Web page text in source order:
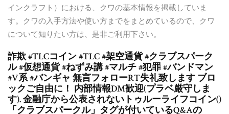
インクラフト）における、クワの基本情報を掲載していま
す。クワの入手方法や使い方までをまとめているので、クワ
について知りたい方は、是非ご利用下さい。
詐欺 #TLCコイン #TLC #架空通貨 #クラブスパーク
ル #仮想通貨 #ねずみ講 #マルチ #犯罪 #バンドマン
#V系 #バンギャ 無言フォローRT失礼致します ブロ
ックご自由に！ 内部情報DM歓迎(プラベ厳守しま
す). 金融庁から公表されないトゥルーライフコイン()
「クラブスパークル」タグが付いているQ&Aの